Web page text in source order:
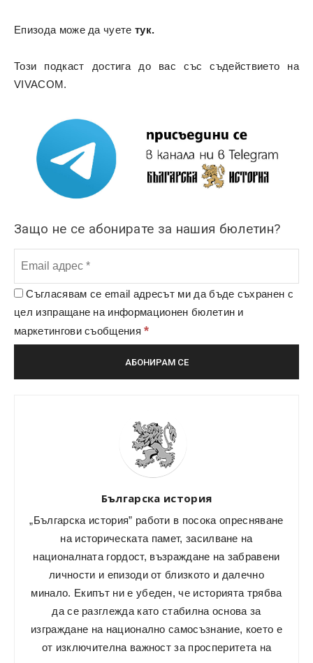
Епизода може да чуететук.
Този подкаст достига до вас със съдействието на
VIVACOM.
Защо не се абонирате за нашия бюлетин?
Съгласявам се email адресът ми да бъде съхранен с
цел изпращане на информационен бюлетин и
маркетингови съобщения*
Българска история
„Българска история” работи в посока опресняване
на историческата памет, засилване на
националната гордост, възраждане на забравени
личности и епизоди от близкото и далечно
минало. Екипът ни е убеден, че историята трябва
да се разглежда като стабилна основа за
изграждане на национално самосъзнание, което е
от изключителна важност за просперитета на